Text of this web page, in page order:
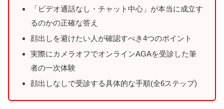
「ビデオ通話なし・チャット中心」が本当に成立す
るのかの正確な答え
顔出しを避けたい人が確認すべき4つのポイント
実際にカメラオフでオンラインAGAを受診した筆
者の一次体験
顔出しなしで受診する具体的な手順(全6ステップ)